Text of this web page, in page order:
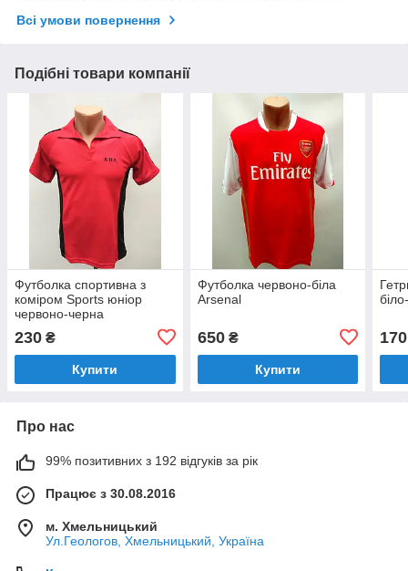
Всі умови повернення
Подібні товари компанії
Футболка спортивна з
коміром Sports юніор
червоно-черна
230 ₴
Купити
Футболка червоно-біла
Arsenal
650₴
Купити
170
Про нас
99% позитивних з 192 відгуків за рік
Працює з 30.08.2016
м. Хмельницький
Ул.Геологов, Хмельницький, Україна